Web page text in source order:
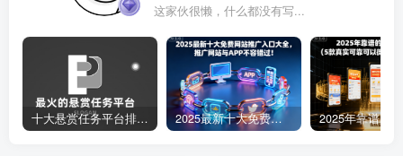
这家伙很懒，什么都没有写...
十大悬赏任务平台排行榜（全网最好的悬赏任务平台） 2025最新十大免费网站推广入口大全，推广网站与APP不容错过！